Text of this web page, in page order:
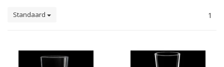
Standaard 1